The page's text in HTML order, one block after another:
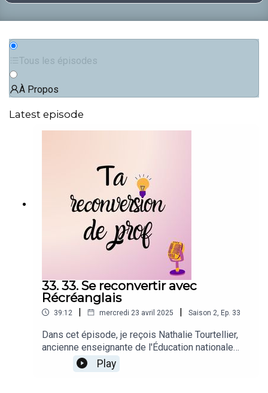
Tous les épisodes
À Propos
Latest episode
33. 33. Se reconvertir avec
Récréanglais
39:12 | mercredi 23 avril 2025 | Saison 2 Ep. 33
Dans cet épisode, je reçois Nathalie Tourtellier,
ancienne enseignante de l'Éducation nationale
devenue auto-entrepreneure à bientôt 58 ans
grâce à la micro-franchise RécréAnglais. Installée
Play